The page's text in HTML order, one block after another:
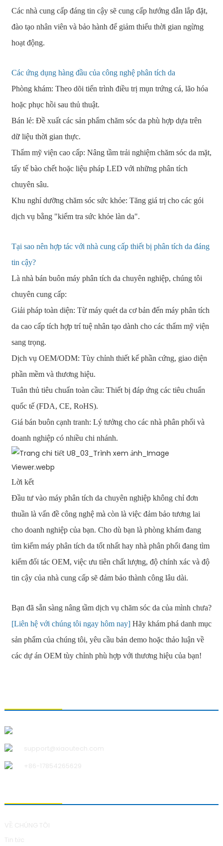
Các nhà cung cấp đáng tin cậy sẽ cung cấp hướng dẫn lắp đặt,
đào tạo nhân viên và bảo hành để giảm thiểu thời gian ngừng
hoạt động.
Các ứng dụng hàng đầu của công nghệ phân tích da
Phòng khám: Theo dõi tiến trình điều trị mụn trứng cá, lão hóa
hoặc phục hồi sau thủ thuật.
Bán lẻ: Đề xuất các sản phẩm chăm sóc da phù hợp dựa trên
dữ liệu thời gian thực.
Thẩm mỹ viện cao cấp: Nâng tầm trải nghiệm chăm sóc da mặt,
tẩy tế bào chết hoặc liệu pháp LED với những phân tích
chuyên sâu.
Khu nghỉ dưỡng chăm sóc sức khỏe: Tăng giá trị cho các gói
dịch vụ bằng "kiểm tra sức khỏe làn da".
Tại sao nên hợp tác với nhà cung cấp thiết bị phân tích da đáng
tin cậy?
Là nhà bán buôn máy phân tích da chuyên nghiệp, chúng tôi
chuyên cung cấp:
Giải pháp toàn diện: Từ máy quét da cơ bản đến máy phân tích
da cao cấp tích hợp trí tuệ nhân tạo dành cho các thẩm mỹ viện
sang trọng.
Dịch vụ OEM/ODM: Tùy chỉnh thiết kế phần cứng, giao diện
phần mềm và thương hiệu.
Tuân thủ tiêu chuẩn toàn cầu: Thiết bị đáp ứng các tiêu chuẩn
quốc tế (FDA, CE, RoHS).
Giá bán buôn cạnh tranh: Lý tưởng cho các nhà phân phối và
doanh nghiệp có nhiều chi nhánh.
Lời kết
Đầu tư vào máy phân tích da chuyên nghiệp không chỉ đơn
thuần là vấn đề công nghệ mà còn là việc đảm bảo tương lai
cho doanh nghiệp của bạn. Cho dù bạn là phòng khám đang
tìm kiếm máy phân tích da tốt nhất hay nhà phân phối đang tìm
kiếm đối tác OEM, việc ưu tiên chất lượng, độ chính xác và độ
tin cậy của nhà cung cấp sẽ đảm bảo thành công lâu dài.
Bạn đã sẵn sàng nâng tầm dịch vụ chăm sóc da của mình chưa?
[Liên hệ với chúng tôi ngay hôm nay]Hãy khám phá danh mục
sản phẩm của chúng tôi, yêu cầu bản demo hoặc thảo luận về
các dự án OEM tùy chỉnh phù hợp với thương hiệu của bạn!
support@xiaoutech.com
+86-17854265629
VỀ CHÚNG TÔI
Tin tức